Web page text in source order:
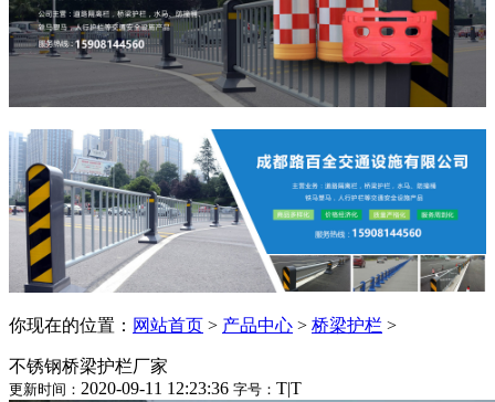
你现在的位置： 网站首页 > 产品中心 > 桥梁护栏 >
不锈钢桥梁护栏厂家
更新时间： 2020-09-11 12:23:36 字号： T|T